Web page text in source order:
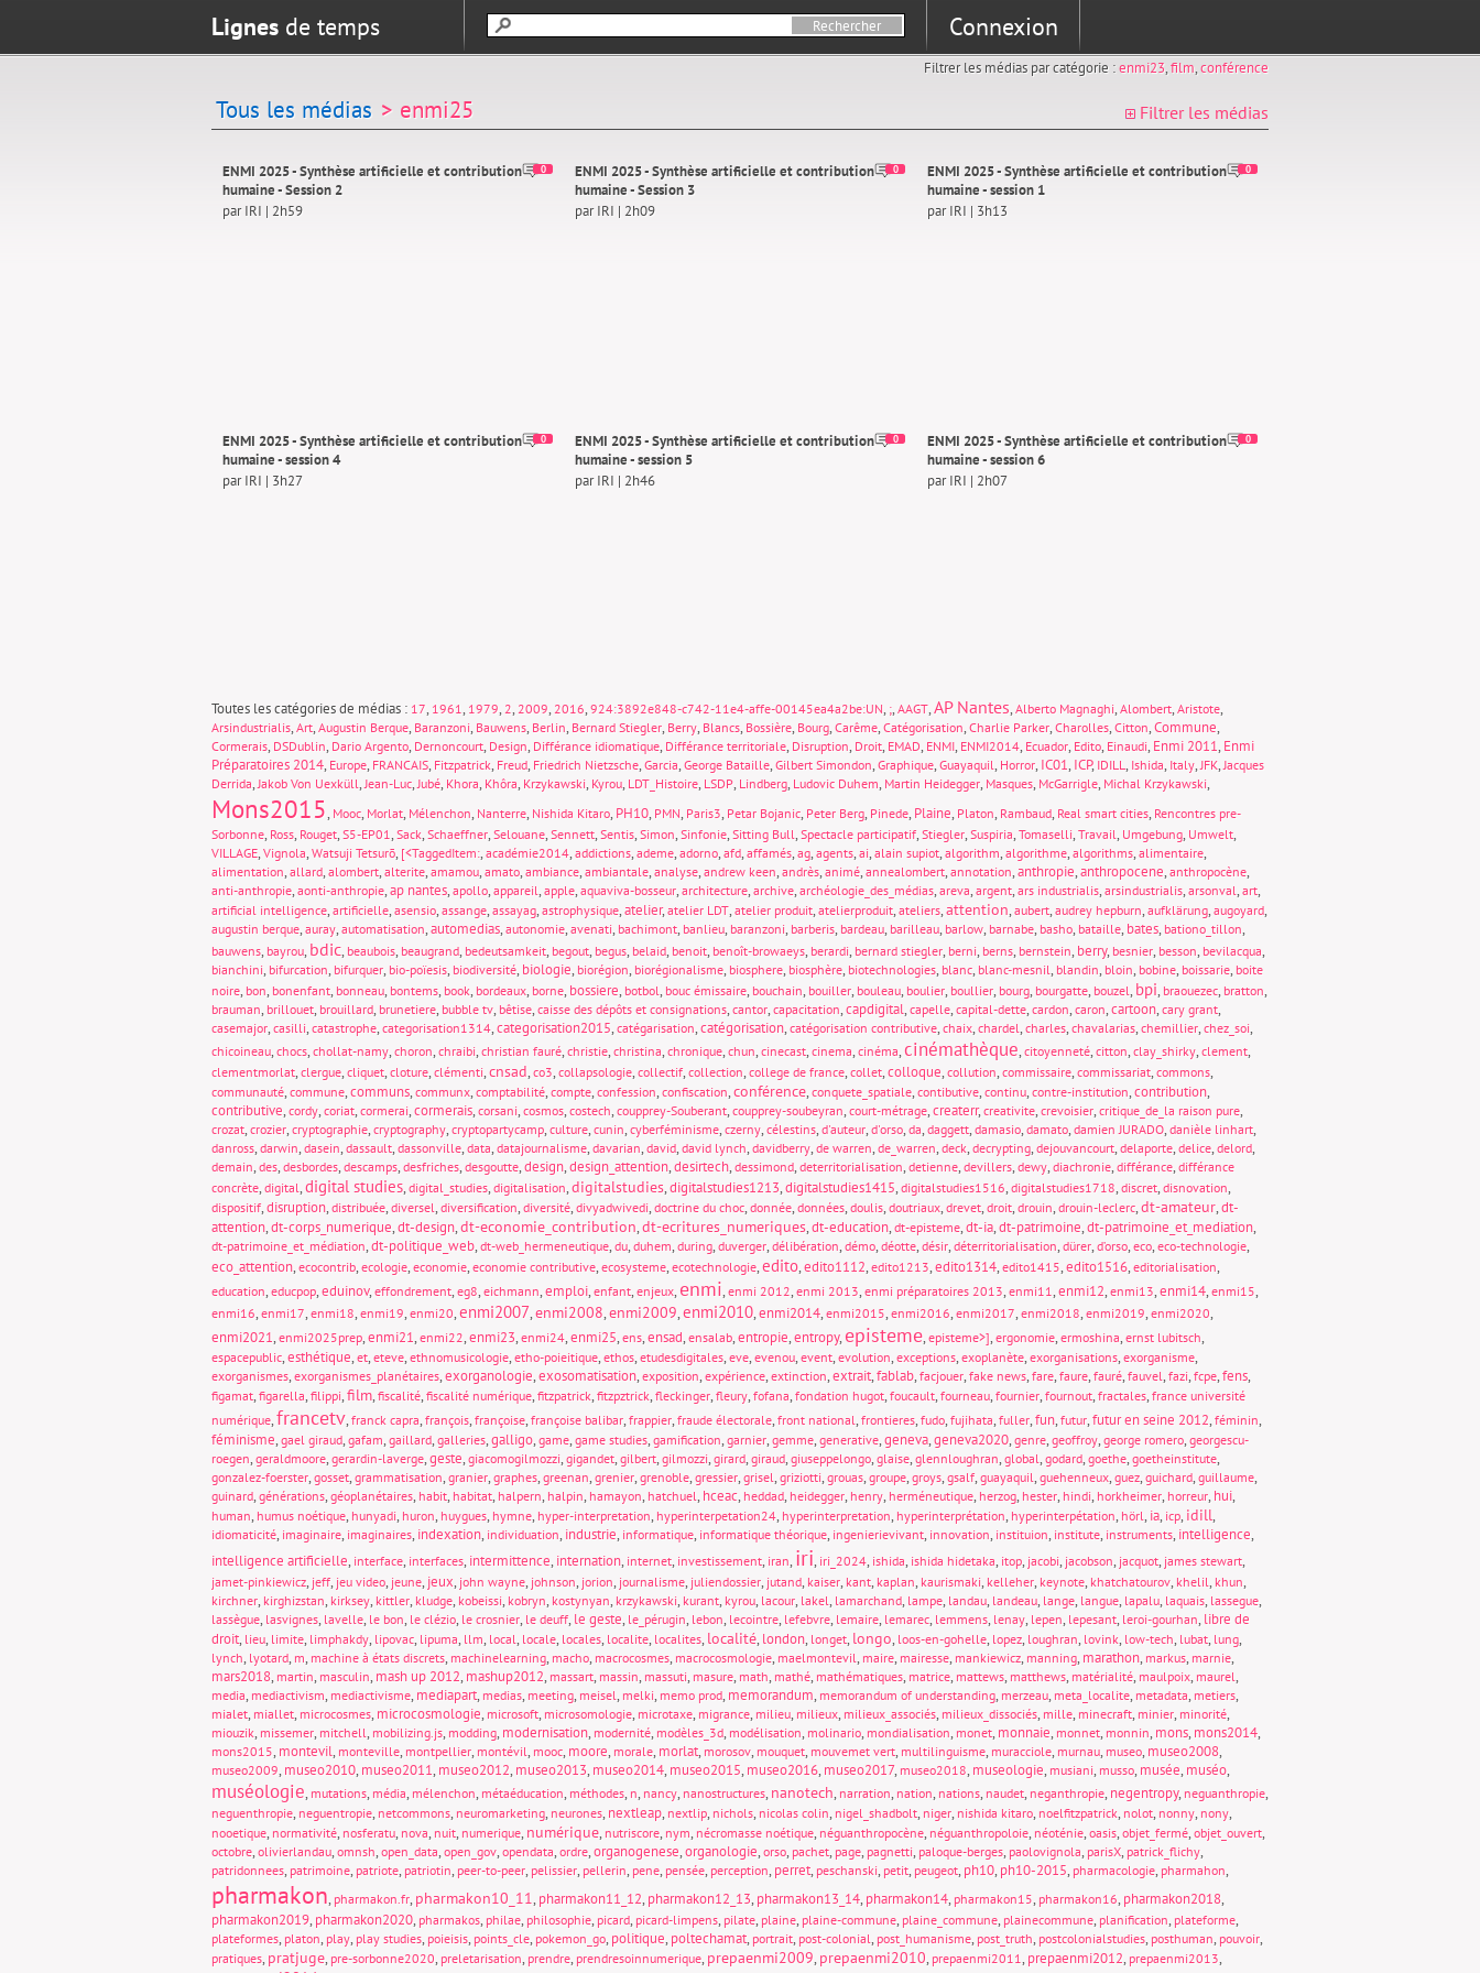
Lignes de temps Connexion
Filtrer les médias par catégorie :enmi23,film,conférence
Tous les médias > enmi25 Filtrer les médias
0
ENMI 2025 - Synthèse artificielle et contribution
humaine - Session 2
par IRI | 2h59
0
ENMI 2025 - Synthèse artificielle et contribution
humaine - Session 3
par IRI | 2h09
0
ENMI 2025 - Synthèse artificielle et contribution
humaine - session 1
par IRI | 3h13
0
ENMI 2025 - Synthèse artificielle et contribution
humaine - session 4
par IRI | 3h27
0
ENMI 2025 - Synthèse artificielle et contribution
humaine - session 5
par IRI | 2h46
0
ENMI 2025 - Synthèse artificielle et contribution
humaine - session 6
par IRI | 2h07
Toutes les catégories de médias : 17, 1961, 1979, 2, 2009, 2016, 924:3892e848-c742-11e4-affe-00145ea4a2be:UN, ;, AAGT,AP Nantes, Alberto Magnaghi, Alombert, Aristote,
Arsindustrialis, Art, Augustin Berque, Baranzoni, Bauwens, Berlin, Bernard Stiegler, Berry, Blancs, Bossière, Bourg, Carême, Catégorisation, Charlie Parker, Charolles, Citton,Commune,
Cormerais, DSDublin, Dario Argento, Dernoncourt, Design, Différance idiomatique, Différance territoriale, Disruption, Droit, EMAD, ENMI, ENMI2014, Ecuador, Edito, Einaudi, Enmi 2011, Enmi
Préparatoires 2014, Europe, FRANCAIS, Fitzpatrick, Freud, Friedrich Nietzsche, Garcia, George Bataille, Gilbert Simondon, Graphique, Guayaquil, Horror, IC01, ICP, IDILL, Ishida, Italy,JFK,Jacques
Derrida,Jakob Von Uexküll,Jean-Luc,Jubé, Khora, Khôra, Krzykawski, Kyrou, LDT_Histoire, LSDP, Lindberg, Ludovic Duhem, Martin Heidegger, Masques, McGarrigle, Michal Krzykawski,
Mons2015, Mooc, Morlat, Mélenchon, Nanterre, Nishida Kitaro, PH10, PMN, Paris3, Petar Bojanic, Peter Berg, Pinede, Plaine, Platon, Rambaud, Real smart cities, Rencontres pre-
Sorbonne, Ross, Rouget, S5-EP01, Sack, Schaeffner, Selouane, Sennett, Sentis, Simon, Sinfonie, Sitting Bull, Spectacle participatif, Stiegler, Suspiria, Tomaselli, Travail, Umgebung, Umwelt,
VILLAGE, Vignola, Watsuji Tetsurō, [<TaggedItem:, académie2014, addictions, ademe, adorno, afd, affamés, ag, agents, ai, alain supiot, algorithm, algorithme, algorithms, alimentaire,
alimentation, allard, alombert, alterite, amamou, amato, ambiance, ambiantale, analyse, andrew keen, andrès, animé, annealombert, annotation,anthropie,anthropocene, anthropocène,
anti-anthropie, aonti-anthropie,ap nantes, apollo, appareil, apple, aquaviva-bosseur, architecture, archive, archéologie_des_médias, areva, argent, ars industrialis, arsindustrialis, arsonval, art,
artificial intelligence, artificielle, asensio, assange, assayag, astrophysique,atelier, atelier LDT, atelier produit, atelierproduit, ateliers,attention, aubert, audrey hepburn, aufklärung, augoyard,
augustin berque, auray, automatisation,automedias, autonomie, avenati, bachimont, banlieu, baranzoni, barberis, bardeau, barilleau, barlow, barnabe, basho, bataille, bates, bationo_tillon,
bauwens, bayrou, bdic, beaubois, beaugrand, bedeutsamkeit, begout, begus, belaid, benoit, benoît-browaeys, berardi, bernard stiegler, berni, berns, bernstein, berry, besnier, besson, bevilacqua,
bianchini, bifurcation, bifurquer, bio-poïesis, biodiversité, biologie, biorégion, biorégionalisme, biosphere, biosphère, biotechnologies, blanc, blanc-mesnil, blandin, bloin, bobine, boissarie, boite
noire, bon, bonenfant, bonneau, bontems, book, bordeaux, borne, bossiere, botbol, bouc émissaire, bouchain, bouiller, bouleau, boulier, boullier, bourg, bourgatte, bouzel, bpi, braouezec, bratton,
brauman, brillouet, brouillard, brunetiere, bubble tv, bêtise, caisse des dépôts et consignations, cantor, capacitation,capdigital, capelle, capital-dette, cardon, caron,cartoon, cary grant,
casemajor, casilli, catastrophe, categorisation1314,categorisation2015, catégarisation,catégorisation, catégorisation contributive, chaix, chardel, charles, chavalarias, chemillier, chez_soi,
chicoineau, chocs, chollat-namy, choron, chraibi, christian fauré, christie, christina, chronique, chun, cinecast, cinema, cinéma,cinémathèque, citoyenneté, citton, clay_shirky, clement,
clementmorlat, clergue, cliquet, cloture, clémenti,cnsad, co3, collapsologie, collectif, collection, college de france, collet,colloque, collution, commissaire, commissariat, commons,
communauté, commune,communs, communx, comptabilité, compte, confession, confiscation,conférence, conquete_spatiale, contibutive, continu, contre-institution,contribution,
contributive, cordy, coriat, cormerai,cormerais, corsani, cosmos, costech, coupprey-Souberant, coupprey-soubeyran, court-métrage,createrr, creativite, crevoisier, critique_de_la raison pure,
crozat, crozier, cryptographie, cryptography, cryptopartycamp, culture, cunin, cyberféminisme, czerny, célestins, d'auteur, d'orso, da, daggett, damasio, damato, damien JURADO, danièle linhart,
danross, darwin, dasein, dassault, dassonville, data, datajournalisme, davarian, david, david lynch, davidberry, de warren, de_warren, deck, decrypting, dejouvancourt, delaporte, delice, delord,
demain, des, desbordes, descamps, desfriches, desgoutte,design,design_attention,desirtech, dessimond, deterritorialisation, detienne, devillers, dewy, diachronie, différance, différance
concrète, digital,digital studies, digital_studies, digitalisation,digitalstudies,digitalstudies1213,digitalstudies1415, digitalstudies1516, digitalstudies1718, discret, disnovation,
dispositif,disruption, distribuée, diversel, diversification, diversité, divyadwivedi, doctrine du choc, donnée, données, doulis, doutriaux, drevet, droit, drouin, drouin-leclerc,dt-amateur,dt-
attention,dt-corps_numerique,dt-design,dt-economie_contribution,dt-ecritures_numeriques,dt-education, dt-episteme,dt-ia,dt-patrimoine,dt-patrimoine_et_mediation,
dt-patrimoine_et_médiation,dt-politique_web, dt-web_hermeneutique, du, duhem, during, duverger, délibération, démo, déotte, désir, déterritorialisation, dürer, d’orso, eco, eco-technologie,
eco_attention, ecocontrib, ecologie, economie, economie contributive, ecosysteme, ecotechnologie,edito,edito1112, edito1213,edito1314, edito1415,edito1516, editorialisation,
education, educpop,eduinov, effondrement, eg8, eichmann,emploi, enfant, enjeux, enmi, enmi 2012, enmi 2013, enmi préparatoires 2013, enmi11,enmi12, enmi13,enmi14, enmi15,
enmi16, enmi17, enmi18, enmi19, enmi20,enmi2007,enmi2008,enmi2009,enmi2010,enmi2014, enmi2015, enmi2016, enmi2017, enmi2018, enmi2019, enmi2020,
enmi2021, enmi2025prep,enmi21, enmi22,enmi23, enmi24,enmi25, ens,ensad, ensalab,entropie,entropy, episteme, episteme>], ergonomie, ermoshina, ernst lubitsch,
espacepublic,esthétique, et, eteve, ethnomusicologie, etho-poieitique, ethos, etudesdigitales, eve, evenou, event, evolution, exceptions, exoplanète, exorganisations, exorganisme,
exorganismes, exorganismes_planétaires,exorganologie,exosomatisation, exposition, expérience, extinction,extrait,fablab, facjouer, fake news, fare, faure, fauré, fauvel, fazi, fcpe,fens,
figamat, figarella, filippi,film, fiscalité, fiscalité numérique, fitzpatrick, fitzpztrick, fleckinger, fleury, fofana, fondation hugot, foucault, fourneau, fournier, fournout, fractales, france université
numérique,francetv, franck capra, françois, françoise, françoise balibar, frappier, fraude électorale, front national, frontieres, fudo, fujihata, fuller,fun, futur,futur en seine 2012, féminin,
féminisme, gael giraud, gafam, gaillard, galleries,galligo, game, game studies, gamification, garnier, gemme, generative,geneva,geneva2020, genre, geoffroy, george romero, georgescu-
roegen, geraldmoore, gerardin-laverge,geste, giacomogilmozzi, gigandet, gilbert, gilmozzi, girard, giraud, giuseppelongo, glaise, glennloughran, global, godard, goethe, goetheinstitute,
gonzalez-foerster, gosset, grammatisation, granier, graphes, greenan, grenier, grenoble, gressier, grisel, griziotti, grouas, groupe, groys, gsalf, guayaquil, guehenneux, guez, guichard, guillaume,
guinard, générations, géoplanétaires, habit, habitat, halpern, halpin, hamayon, hatchuel, hceac, heddad, heidegger, henry, herméneutique, herzog, hester, hindi, horkheimer, horreur, hui,
human, humus noétique, hunyadi, huron, huygues, hymne, hyper-interpretation, hyperinterpetation24, hyperinterpretation, hyperinterprétation, hyperinterpétation, hörl, ia, icp, idill,
idiomaticité, imaginaire, imaginaires, indexation, individuation, industrie, informatique, informatique théorique, ingenierievivant, innovation, instituion, institute, instruments, intelligence,
intelligence artificielle, interface, interfaces, intermittence, internation, internet, investissement, iran, iri, iri_2024, ishida, ishida hidetaka, itop, jacobi, jacobson, jacquot, james stewart,
jamet-pinkiewicz, jeff, jeu video, jeune, jeux, john wayne, johnson, jorion, journalisme, juliendossier, jutand, kaiser, kant, kaplan, kaurismaki, kelleher, keynote, khatchatourov, khelil, khun,
kirchner, kirghizstan, kirksey, kittler, kludge, kobeissi, kobryn, kostynyan, krzykawski, kurant, kyrou, lacour, lakel, lamarchand, lampe, landau, landeau, lange, langue, lapalu, laquais, lassegue,
lassègue, lasvignes, lavelle, le bon, le clézio, le crosnier, le deuff, le geste, le_pérugin, lebon, lecointre, lefebvre, lemaire, lemarec, lemmens, lenay, lepen, lepesant, leroi-gourhan, libre de
droit, lieu, limite, limphakdy, lipovac, lipuma, llm, local, locale, locales, localite, localites, localité, london, longet, longo, loos-en-gohelle, lopez, loughran, lovink, low-tech, lubat, lung,
lynch, lyotard, m, machine à états discrets, machinelearning, macho, macrocosmes, macrocosmologie, maelmontevil, maire, mairesse, mankiewicz, manning, marathon, markus, marnie,
mars2018, martin, masculin, mash up 2012, mashup2012, massart, massin, massuti, masure, math, mathé, mathématiques, matrice, mattews, matthews, matérialité, maulpoix, maurel,
media, mediactivism, mediactivisme, mediapart, medias, meeting, meisel, melki, memo prod, memorandum, memorandum of understanding, merzeau, meta_localite, metadata, metiers,
mialet, miallet, microcosmes, microcosmologie, microsoft, microsomologie, microtaxe, migrance, milieu, milieux, milieux_associés, milieux_dissociés, mille, minecraft, minier, minorité,
miouzik, missemer, mitchell, mobilizing.js, modding, modernisation, modernité, modèles_3d, modélisation, molinario, mondialisation, monet, monnaie, monnet, monnin, mons, mons2014,
mons2015, montevil, monteville, montpellier, montévil, mooc, moore, morale, morlat, morosov, mouquet, mouvemet vert, multilinguisme, muracciole, murnau, museo, museo2008,
museo2009, museo2010, museo2011, museo2012, museo2013, museo2014, museo2015, museo2016, museo2017, museo2018, museologie, musiani, musso, musée, muséo,
muséologie, mutations, média, mélenchon, métaéducation, méthodes, n, nancy, nanostructures, nanotech, narration, nation, nations, naudet, neganthropie, negentropy, neguanthropie,
neguenthropie, neguentropie, netcommons, neuromarketing, neurones, nextleap, nextlip, nichols, nicolas colin, nigel_shadbolt, niger, nishida kitaro, noelfitzpatrick, nolot, nonny, nony,
nooetique, normativité, nosferatu, nova, nuit, numerique, numérique, nutriscore, nym, nécromasse noétique, néguanthropocène, néguanthropoloie, néoténie, oasis, objet_fermé, objet_ouvert,
octobre, olivierlandau, omnsh, open_data, open_gov, opendata, ordre,organogenese,organologie, orso, pachet, page, pagnetti, paloque-berges, paolovignola, parisX, patrick_flichy,
patridonnees, patrimoine, patriote, patriotin, peer-to-peer, pelissier, pellerin, pene, pensée, perception, perret, peschanski, petit, peugeot, ph10, ph10-2015, pharmacologie, pharmahon,
pharmakon, pharmakon.fr, pharmakon10_11, pharmakon11_12, pharmakon12_13, pharmakon13_14, pharmakon14, pharmakon15, pharmakon16, pharmakon2018,
pharmakon2019, pharmakon2020, pharmakos, philae, philosophie, picard, picard-limpens, pilate, plaine, plaine-commune, plaine_commune, plainecommune, planification, plateforme,
plateformes, platon, play, play studies, poieisis, points_cle, pokemon_go, politique, poltechamat, portrait, post-colonial, post_humanisme, post_truth, postcolonialstudies, posthuman, pouvoir,
pratiques, pratjuge, pre-sorbonne2020, preletarisation, prendre, prendresoinnumerique, prepaenmi2009, prepaenmi2010, prepaenmi2011, prepaenmi2012, prepaenmi2013,